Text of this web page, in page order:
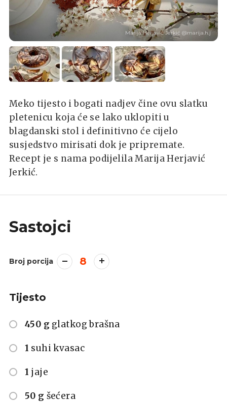
Marija Herjavić Jerkić @marija.h.j
Meko tijesto i bogati nadjev čine ovu slatku
pletenicu koja će se lako uklopiti u
blagdanski stol i definitivno će cijelo
susjedstvo mirisati dok je pripremate.
Recept je s nama podijelila Marija Herjavić
Jerkić.
Sastojci
Broj porcija 8
Tijesto
450 g glatkog brašna
1 suhi kvasac
1 jaje
50 g šećera